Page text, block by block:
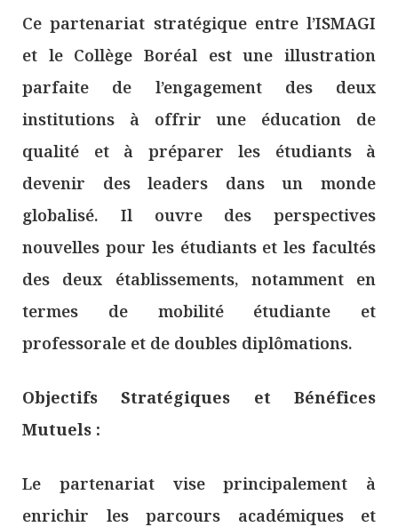
Ce partenariat stratégique entre l’ISMAGI
et le Collège Boréal est une illustration
parfaite de l’engagement des deux
institutions à offrir une éducation de
qualité et à préparer les étudiants à
devenir des leaders dans un monde
globalisé. Il ouvre des perspectives
nouvelles pour les étudiants et les facultés
des deux établissements, notamment en
termes de mobilité étudiante et
professorale et de doubles diplômations.
Objectifs Stratégiques et Bénéfices
Mutuels :
Le partenariat vise principalement à
enrichir les parcours académiques et